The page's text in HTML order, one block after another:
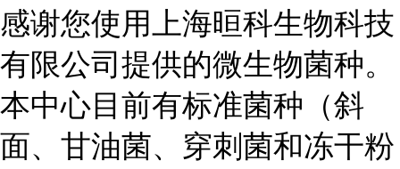
感谢您使用上海晅科生物科技
有限公司提供的微生物菌种。
本中心目前有标准菌种（斜
面、甘油菌、穿刺菌和冻干粉